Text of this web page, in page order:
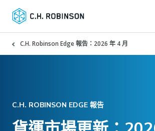
C.H. Robinson Edge 報告：2026 年 4 月
C.H. ROBINSON EDGE 報告